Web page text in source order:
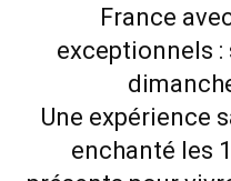
France
exceptionnels :
Une expérience
enchanté les